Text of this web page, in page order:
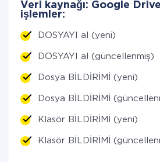
Veri kaynağı: Google
işlemler:
DOSYAYI al (yeni)
DOSYAYI al (güncellenmiş)
Dosya BİLDİRİMİ (yeni)
Dosya BİLDİRİMİ
Klasör BİLDİRİMİ (yeni)
Klasör BİLDİRİMİ